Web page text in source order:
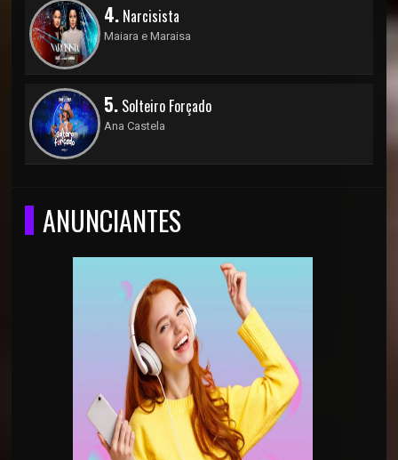
4. Narcisista
Maiara e Maraisa
5. Solteiro Forçado
Ana Castela
ANUNCIANTES